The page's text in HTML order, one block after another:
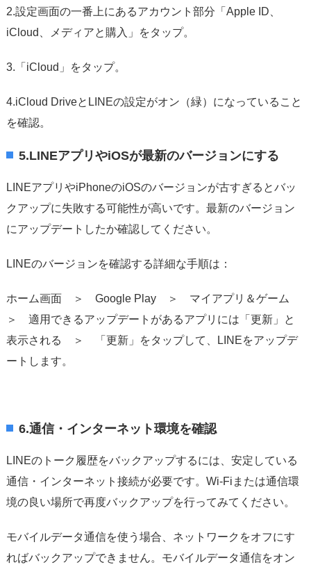
2.設定画面の一番上にあるアカウント部分「Apple ID、
iCloud、メディアと購入」をタップ。
3.「iCloud」をタップ。
4.iCloud DriveとLINEの設定がオン（緑）になっていること
を確認。
5.LINEアプリやiOSが最新のバージョンにする
LINEアプリやiPhoneのiOSのバージョンが古すぎるとバッ
クアップに失敗する可能性が高いです。最新のバージョン
にアップデートしたか確認してください。
LINEのバージョンを確認する詳細な手順は：
ホーム画面 ＞ Google Play ＞ マイアプリ＆ゲーム
＞ 適用できるアップデートがあるアプリには「更新」と
表示される ＞ 「更新」をタップして、LINEをアップデ
ートします。
6.通信・インターネット環境を確認
LINEのトーク履歴をバックアップするには、安定している
通信・インターネット接続が必要です。Wi-Fiまたは通信環
境の良い場所で再度バックアップを行ってみてください。
モバイルデータ通信を使う場合、ネットワークをオフにす
ればバックアップできません。モバイルデータ通信をオン